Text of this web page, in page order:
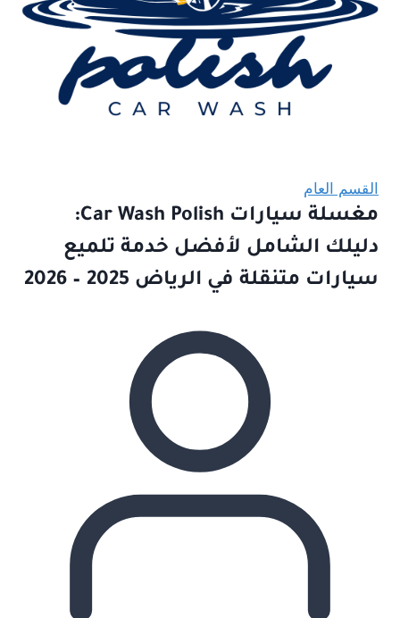
القسم العام
مغسلة سيارات Car Wash Polish:
دليلك الشامل لأفضل خدمة تلميع
سيارات متنقلة في الرياض 2025 – 2026